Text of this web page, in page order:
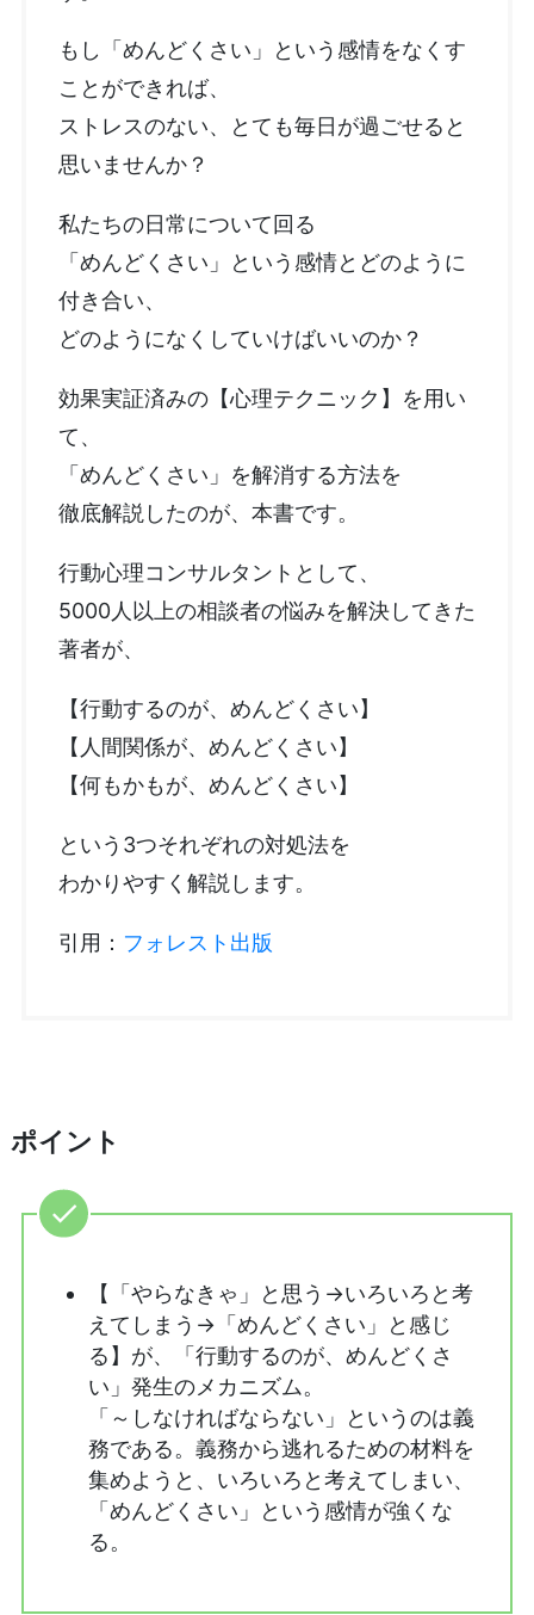
もし「めんどくさい」という感情をなくす
ことができれば、
ストレスのない、とても毎日が過ごせると
思いませんか？
私たちの日常について回る
「めんどくさい」という感情とどのように
付き合い、
どのようになくしていけばいいのか？
効果実証済みの【心理テクニック】を用い
て、
「めんどくさい」を解消する方法を
徹底解説したのが、本書です。
行動心理コンサルタントとして、
5000人以上の相談者の悩みを解決してきた
著者が、
【行動するのが、めんどくさい】
【人間関係が、めんどくさい】
【何もかもが、めんどくさい】
という3つそれぞれの対処法を
わかりやすく解説します。
引用： フォレスト出版
ポイント
【「やらなきゃ」と思う→いろいろと考
えてしまう→「めんどくさい」と感じ
る】が、「行動するのが、めんどくさ
い」発生のメカニズム。
「～しなければならない」というのは義
務である。義務から逃れるための材料を
集めようと、いろいろと考えてしまい、
「めんどくさい」という感情が強くな
る。